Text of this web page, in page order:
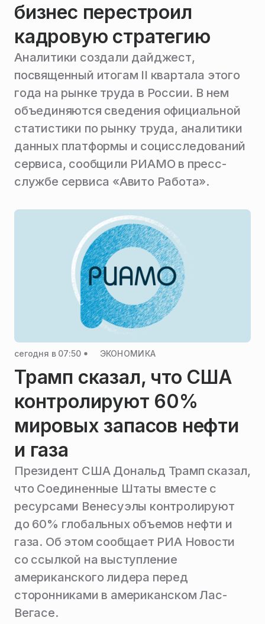
бизнес перестроил
кадровую стратегию
Аналитики создали дайджест,
посвященный итогам II квартала этого
года на рынке труда в России. В нем
объединяются сведения официальной
статистики по рынку труда, аналитики
данных платформы и социсследований
сервиса, сообщили РИАМО в пресс-
службе сервиса «Авито Работа».
сегодня в 07:50 ЭКОНОМИКА
Трамп сказал, что США
контролируют 60%
мировых запасов нефти
и газа
Президент США Дональд Трамп сказал,
что Соединенные Штаты вместе с
ресурсами Венесуэлы контролируют
до 60% глобальных объемов нефти и
газа. Об этом сообщает РИА Новости
со ссылкой на выступление
американского лидера перед
сторонниками в американском Лас-
Вегасе.